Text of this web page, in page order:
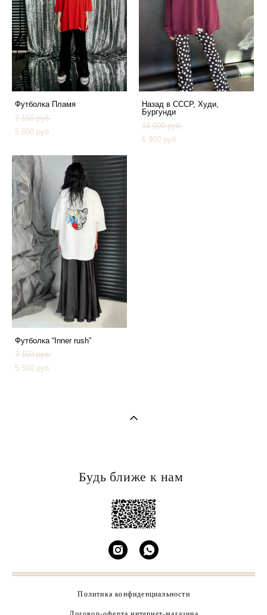
Футболка Пламя
7 150 pуб.
5 500 pуб.
Назад в СССР, Худи,
Бургунди
14 000 pуб.
6 900 pуб.
Футболка “Inner rush”
7 150 pуб.
5 500 pуб.
Будь ближе к нам
Политика конфиденциальности